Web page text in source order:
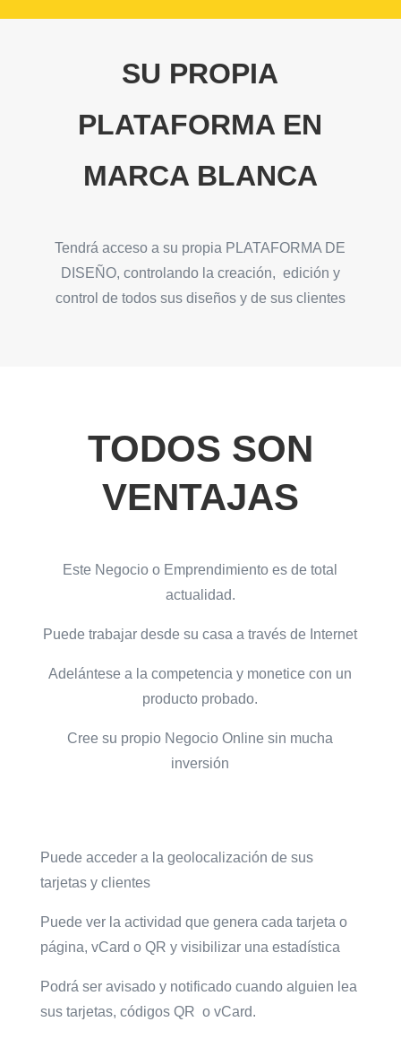
SU PROPIA
PLATAFORMA EN
MARCA BLANCA
Tendrá acceso a su propia PLATAFORMA DE
DISEÑO, controlando la creación, edición y
control de todos sus diseños y de sus clientes
TODOS SON
VENTAJAS
Este Negocio o Emprendimiento es de total
actualidad.
Puede trabajar desde su casa a través de Internet
Adelántese a la competencia y monetice con un
producto probado.
Cree su propio Negocio Online sin mucha
inversión
Puede acceder a la geolocalización de sus
tarjetas y clientes
Puede ver la actividad que genera cada tarjeta o
página, vCard o QR y visibilizar una estadística
Podrá ser avisado y notificado cuando alguien lea
sus tarjetas, códigos QR o vCard.